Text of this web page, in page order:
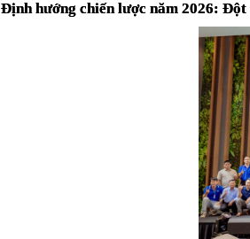
Định hướng chiến lược năm 2026: